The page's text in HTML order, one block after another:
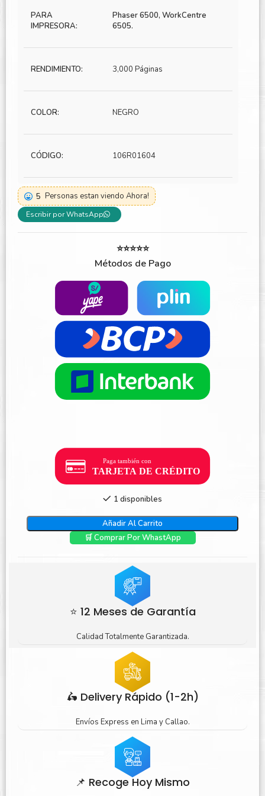
PARA
IMPRESORA:
Phaser 6500, WorkCentre
6505.
RENDIMIENTO: 3,000 Páginas
COLOR: NEGRO
CÓDIGO: 106R01604
5 Personas estan viendo Ahora!
Escribir por WhatsApp
⭐⭐⭐⭐⭐
Métodos de Pago
1 disponibles
Añadir Al Carrito
🛒 Comprar Por WhastApp
⭐ 12 Meses de Garantía
Calidad Totalmente Garantizada.
🛵 Delivery Rápido (1-2h)
Envíos Express en Lima y Callao.
📌 Recoge Hoy Mismo